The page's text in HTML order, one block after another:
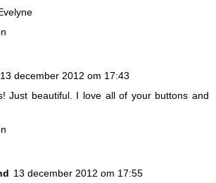
13 december 2012 om 17:43
Just beautiful. I love all of your buttons and
13 december 2012 om 17:55